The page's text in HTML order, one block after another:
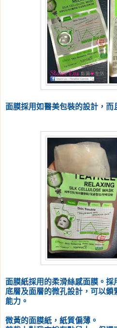
面膜採用如醫美包裝的設計，而
面膜紙採用的柔滑絲感面膜。採
底層及面層的微孔設計，可以
能力。
微黃的面膜紙，紙質偏薄。